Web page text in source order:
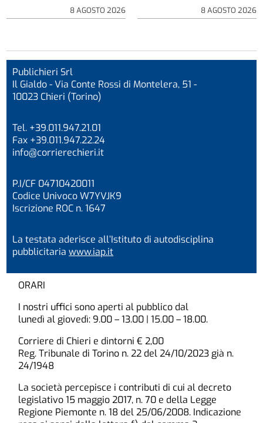
8 AGOSTO 2026 8 AGOSTO 2026
Publichieri Srl
Il Gialdo - Via Conte Rossi di Montelera, 51 -
10023 Chieri (Torino)
Tel. +39.011.947.21.01
Fax +39.011.947.22.24
info@corrierechieri.it
P.I/CF 04710420011
Codice Univoco W7YVJK9
Iscrizione ROC n. 1647
La testata aderisce all’Istituto di autodisciplina
pubblicitariawww.iap.it
ORARI
I nostri uffici sono aperti al pubblico dal
lunedì al giovedì: 9.00 – 13.00 | 15.00 – 18.00.
Corriere di Chieri e dintorni € 2,00
Reg. Tribunale di Torino n. 22 del 24/10/2023 già n.
24/1948
La società percepisce i contributi di cui al decreto
legislativo 15 maggio 2017, n. 70 e della Legge
Regione Piemonte n. 18 del 25/06/2008. Indicazione